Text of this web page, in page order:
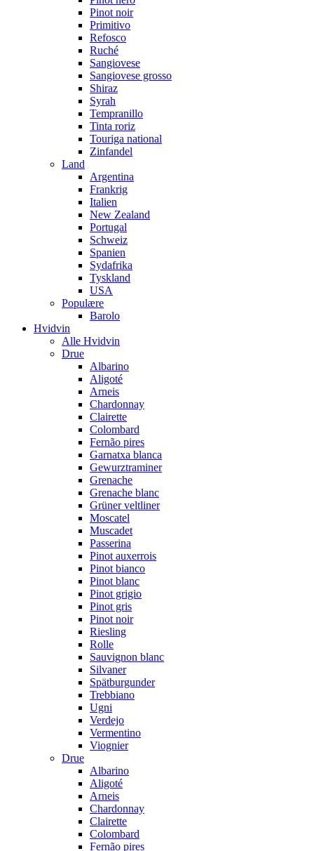
Pinot noir
Primitivo
Refosco
Ruché
Sangiovese
Sangiovese grosso
Shiraz
Syrah
Tempranillo
Tinta roriz
Touriga national
Zinfandel
Land
Argentina
Frankrig
Italien
New Zealand
Portugal
Schweiz
Spanien
Sydafrika
Tyskland
USA
Populære
Barolo
Hvidvin
Alle Hvidvin
Drue
Albarino
Aligoté
Arneis
Chardonnay
Clairette
Colombard
Fernão pires
Garnatxa blanca
Gewurztraminer
Grenache
Grenache blanc
Grüner veltliner
Moscatel
Muscadet
Passerina
Pinot auxerrois
Pinot bianco
Pinot blanc
Pinot grigio
Pinot gris
Pinot noir
Riesling
Rolle
Sauvignon blanc
Silvaner
Spätburgunder
Trebbiano
Ugni
Verdejo
Vermentino
Viognier
Drue
Albarino
Aligoté
Arneis
Chardonnay
Clairette
Colombard
Fernão pires